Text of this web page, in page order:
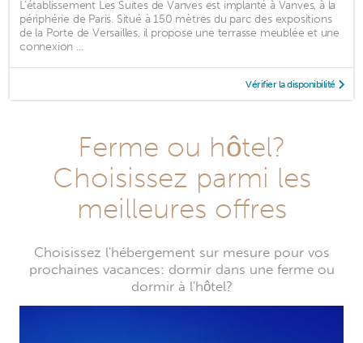
L'établissement Les Suites de Vanves est implanté à Vanves, à la
périphérie de Paris. Situé à 150 mètres du parc des expositions
de la Porte de Versailles, il propose une terrasse meublée et une
connexion ...
Vérifier la disponibilité
Ferme ou hôtel?
Choisissez parmi les
meilleures offres
Choisissez l'hébergement sur mesure pour vos
prochaines vacances: dormir dans une ferme ou
dormir à l'hôtel?